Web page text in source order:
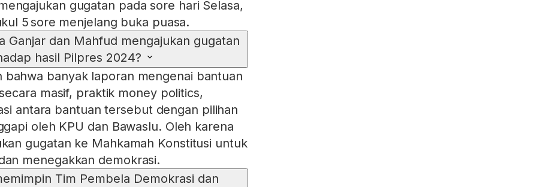
gugatan pada sore hari Selasa,
5 sore menjelang buka puasa.
Ganjar dan Mahfud mengajukan gugatan
hasil Pilpres 2024?
bahwa banyak laporan mengenai bantuan
masif, praktik money politics,
antara bantuan tersebut dengan pilihan
oleh KPU dan Bawaslu. Oleh karena
gugatan ke Mahkamah Konstitusi untuk
menegakkan demokrasi.
Tim Pembela Demokrasi dan